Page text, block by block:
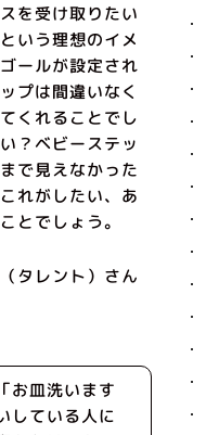
を受け取りたい
いう理想のイメ
ールが設定され
プは間違いなく
くれることでし
？ベビーステッ
で見えなかった
れがしたい、あ
とでしょう。
タレント）さん
お皿洗います
している人に